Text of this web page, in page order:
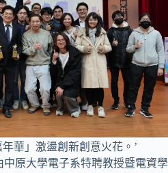
華」激盪創新創意火花。’
原大學電子系特聘教授暨電資學